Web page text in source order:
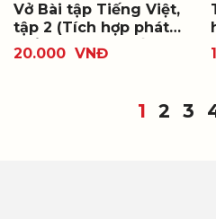
Vở Bài tập Tiếng Việt,
tập 2 (Tích hợp phát
triển năng lực số)
20.000 VNĐ
1 2 3